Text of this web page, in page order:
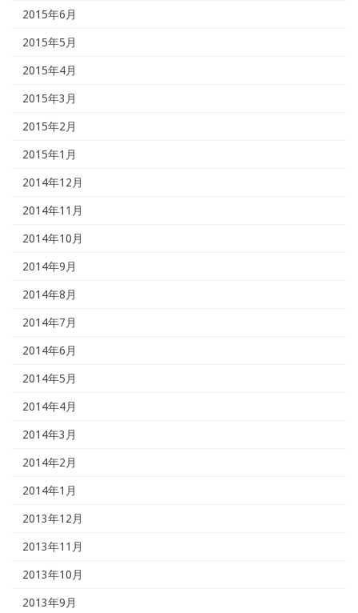
2015年6月
2015年5月
2015年4月
2015年3月
2015年2月
2015年1月
2014年12月
2014年11月
2014年10月
2014年9月
2014年8月
2014年7月
2014年6月
2014年5月
2014年4月
2014年3月
2014年2月
2014年1月
2013年12月
2013年11月
2013年10月
2013年9月